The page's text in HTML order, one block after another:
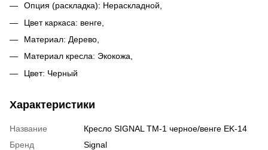
Опция (раскладка): Нераскладной,
Цвет каркаса: венге,
Материал: Дерево,
Материал кресла: Экокожа,
Цвет: Черный
Характеристики
Название
Кресло SIGNAL TM-1 черное/венге EK-14
Бренд
Signal